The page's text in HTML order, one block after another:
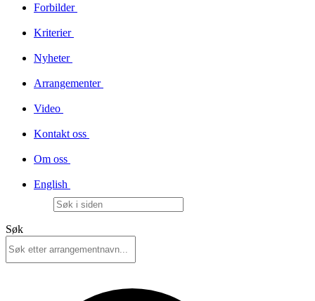
Forbilder
Kriterier
Nyheter
Arrangementer
Video
Kontakt oss
Om oss
English
Søk